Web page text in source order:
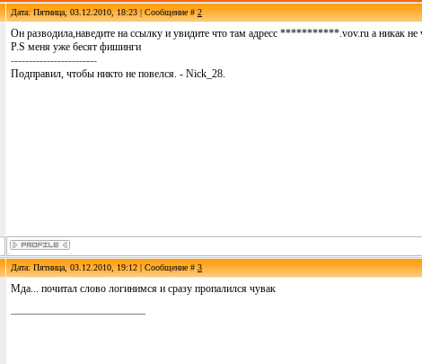
Дата: Пятница, 03.12.2010, 18:23 | Сообщение #2
Он разводила,наведите на ссылку и увидите что там адресс ***********.vov.ru а никак не
P.S меня уже бесят фишинги
------------------------
Подправил, чтобы никто не повелся. - Nick_28.
Дата: Пятница, 03.12.2010, 19:12 | Сообщение #3
Мда... почитал слово логинимся и сразу пропалился чувак